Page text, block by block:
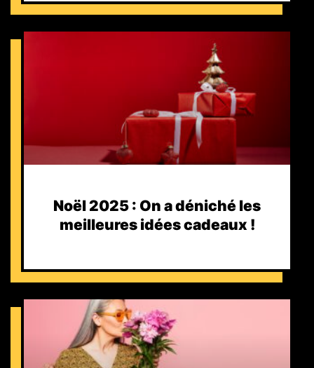
Noël 2025 : On a déniché les
meilleures idées cadeaux !